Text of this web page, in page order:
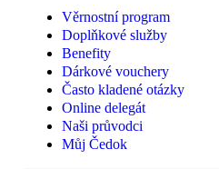
Věrnostní program
Doplňkové služby
Benefity
Dárkové vouchery
Často kladené otázky
Online delegát
Naši průvodci
Můj Čedok